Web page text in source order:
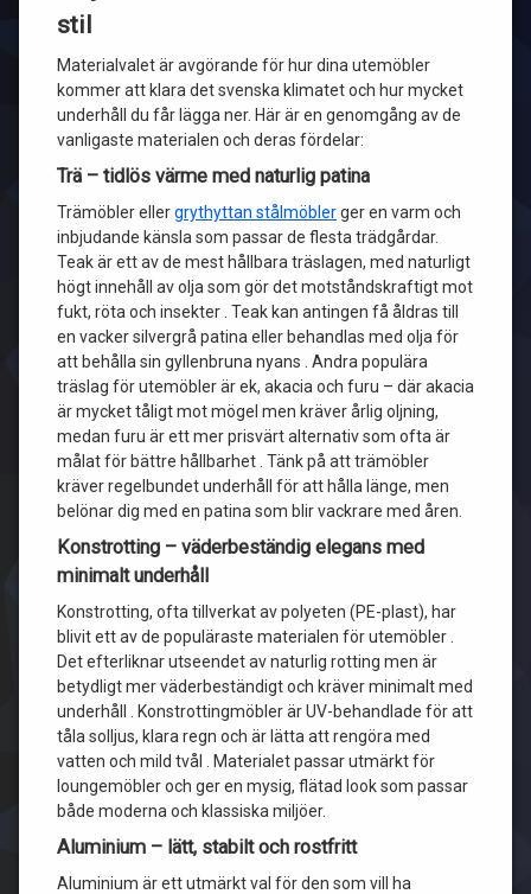
stil
Materialvalet är avgörande för hur dina utemöbler
kommer att klara det svenska klimatet och hur mycket
underhåll du får lägga ner. Här är en genomgång av de
vanligaste materialen och deras fördelar:
Trä – tidlös värme med naturlig patina
Trämöbler ellergrythyttan stålmöblerger en varm och
inbjudande känsla som passar de flesta trädgårdar.
Teak är ett av de mest hållbara träslagen, med naturligt
högt innehåll av olja som gör det motståndskraftigt mot
fukt, röta och insekter . Teak kan antingen få åldras till
en vacker silvergrå patina eller behandlas med olja för
att behålla sin gyllenbruna nyans . Andra populära
träslag för utemöbler är ek, akacia och furu – där akacia
är mycket tåligt mot mögel men kräver årlig oljning,
medan furu är ett mer prisvärt alternativ som ofta är
målat för bättre hållbarhet . Tänk på att trämöbler
kräver regelbundet underhåll för att hålla länge, men
belönar dig med en patina som blir vackrare med åren.
Konstrotting – väderbeständig elegans med
minimalt underhåll
Konstrotting, ofta tillverkat av polyeten (PE-plast), har
blivit ett av de populäraste materialen för utemöbler .
Det efterliknar utseendet av naturlig rotting men är
betydligt mer väderbeständigt och kräver minimalt med
underhåll . Konstrottingmöbler är UV-behandlade för att
tåla solljus, klara regn och är lätta att rengöra med
vatten och mild tvål . Materialet passar utmärkt för
loungemöbler och ger en mysig, flätad look som passar
både moderna och klassiska miljöer.
Aluminium – lätt, stabilt och rostfritt
Aluminium är ett utmärkt val för den som vill ha